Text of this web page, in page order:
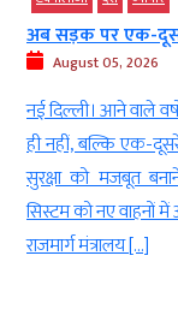
अब सड़क पर एक-दूसरे
August 05, 2026
नई दिल्ली। आने वाले
ही नहीं, बल्कि एक-
सुरक्षा को मजबूत
सिस्टम को नए वाहनों
राजमार्ग मंत्रालय […]